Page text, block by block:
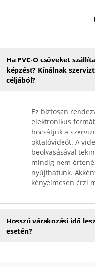
Ha PVC-O csöveket
képzést? Kínálnak
céljából?
Ez biztosan
elektronikus
bocsátjuk a
oktatóvideót. A
beolvasásával
mindig nem
nyújthatunk.
kényelmesen érzi
Hosszú várakozási idő
esetén?